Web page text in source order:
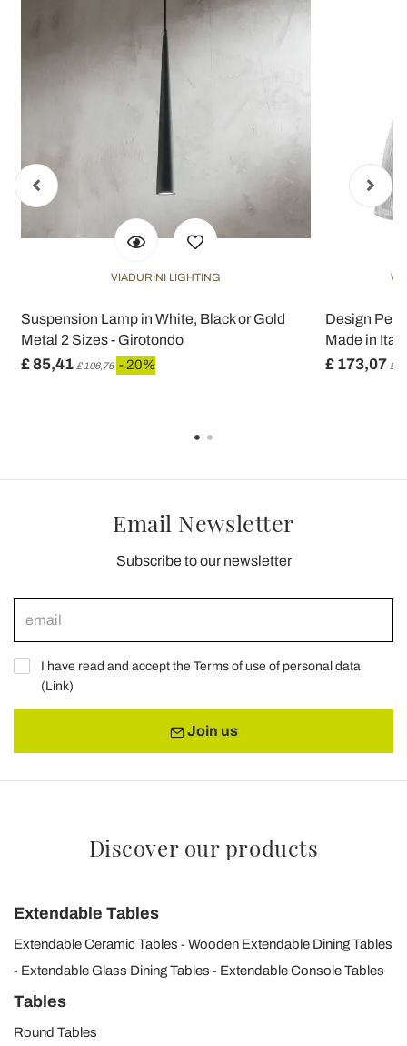
VIADURINI LIGHTING
Suspension Lamp in White, Black or Gold
Metal 2 Sizes - Girotondo
£ 85,41 £ 106,76 - 20%
Design
Made in
£ 173,07 £
Email Newsletter
Subscribe to our newsletter
I have read and accept the Terms of use of personal data
(Link)
Join us
Discover our products
Extendable Tables
Extendable Ceramic Tables
Wooden Extendable Dining Tables
Extendable Glass Dining Tables
Extendable Console Tables
Tables
Round Tables